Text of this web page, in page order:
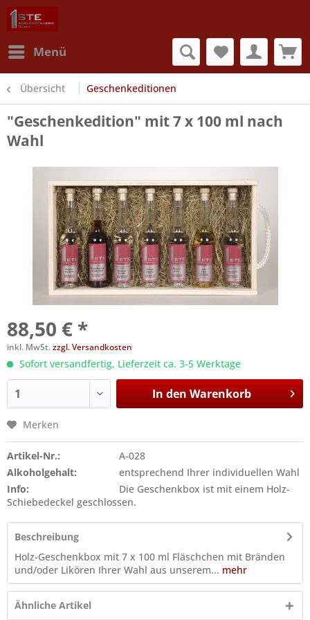
Menü
Übersicht Geschenkeditionen
"Geschenkedition" mit 7 x 100 ml nach
Wahl
88,50 € *
inkl. MwSt.zzgl. Versandkosten
Sofort versandfertig, Lieferzeit ca. 3-5 Werktage
In den Warenkorb
Merken
Artikel-Nr.:
A-028
Alkoholgehalt:
entsprechend Ihrer individuellen Wahl
Info:
Die Geschenkbox ist mit einem Holz-
Schiebedeckel geschlossen.
Beschreibung
Holz-Geschenkbox mit 7 x 100 ml Fläschchen mit Bränden
und/oder Likören Ihrer Wahl aus unserem... mehr
Ähnliche Artikel